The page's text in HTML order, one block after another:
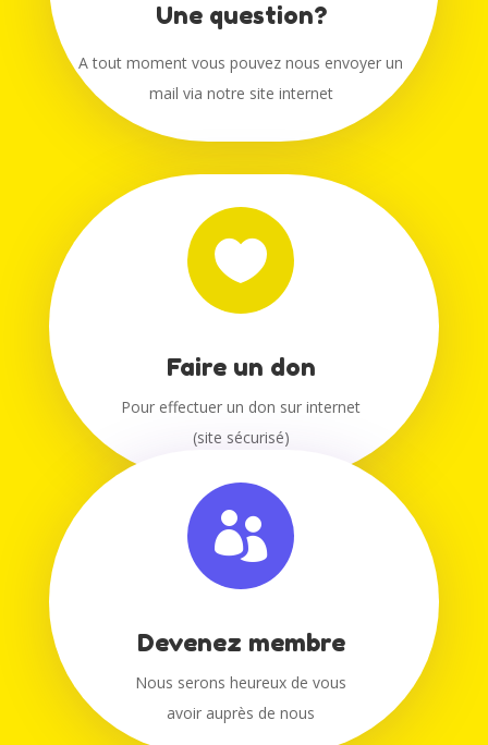
Une question?
A tout moment vous pouvez nous envoyer un
mail via notre site internet

Faire un don
Pour effectuer un don sur internet
(site sécurisé)

Devenez membre
Nous serons heureux de vous
avoir auprès de nous